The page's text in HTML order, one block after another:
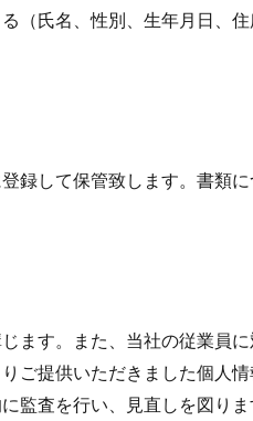
（氏名、性別、生年月日、
録して保管致します。書類
ます。また、当社の従業員
提供いただきました個人
監査を行い、見直しを図り